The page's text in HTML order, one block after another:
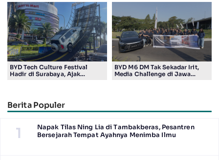
Penggemar Teknologi dan
Sepak Bola
BYD Tech Culture Festival
Hadir di Surabaya, Ajak
BYD M6 DM Tak Sekadar Irit,
Media Challenge di Jawa
Berita Populer
1
Napak Tilas Ning Lia di Tambakberas, Pesantren
Bersejarah Tempat Ayahnya Menimba Ilmu